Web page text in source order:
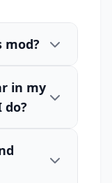
mod?
in my